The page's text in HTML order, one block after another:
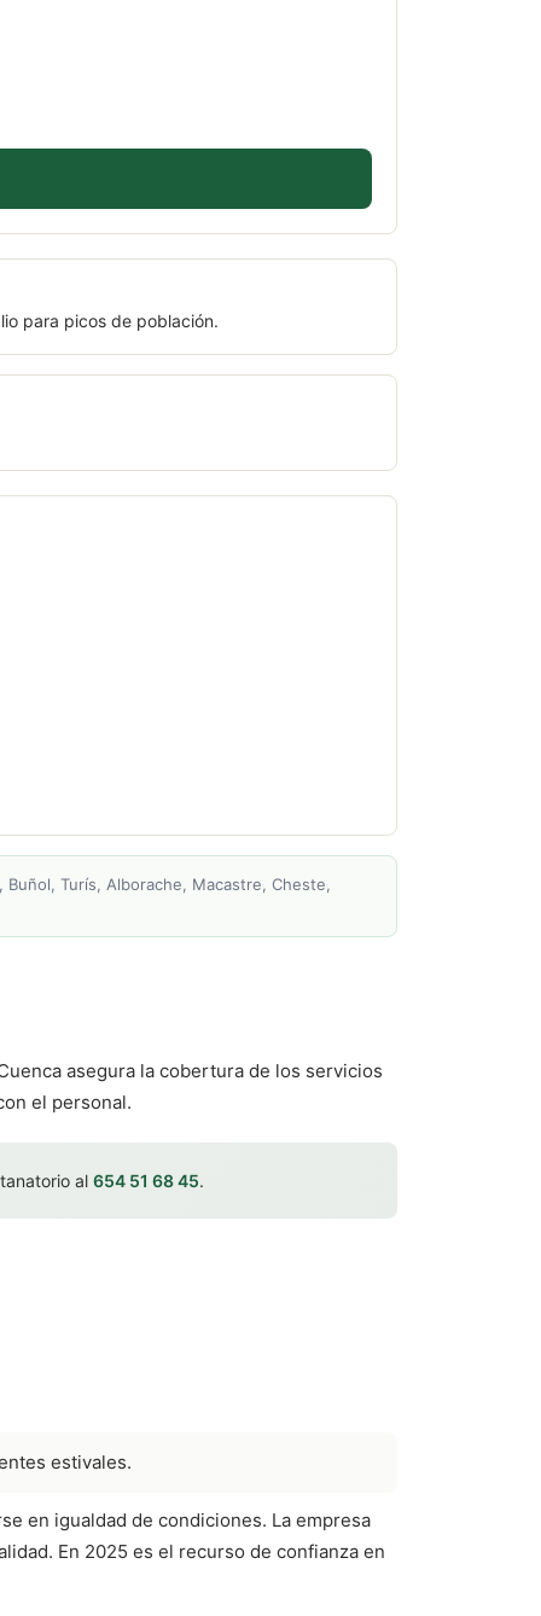
para picos de población.
Turís, Alborache, Macastre, Cheste,
asegura la cobertura de los servicios
el personal.
al 654 51 68 45.
estivales.
en igualdad de condiciones. La empresa
En 2025 es el recurso de confianza en